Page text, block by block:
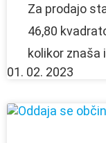
Za prodajo
46,80
kolikor znaša
01. 02. 2023